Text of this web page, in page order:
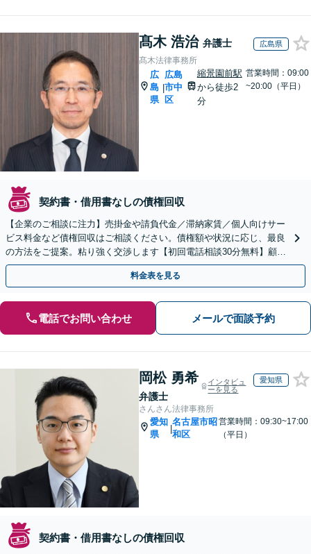
髙木 浩治 弁護士 広島県
髙木法律事務所
広
島
県
|
広島
市中
区
縮景園前駅
から徒歩2
分
営業時間：09:00
~20:00（平日）
契約書・借用書なしの債権回収
【企業のご相談に注力】売掛金や請負代金／滞納家賃／個人向けサー
ビス料金など債権回収はご相談ください。債権額や状況に応じ、最良
の方法をご提案。粘り強く交渉します【初回電話相談30分無料】顧問
契約にも注力／定期的な債権回収に対応【縮景園前3分】
料金表を見る
電話でお問い合わせ メールで面談予約
岡松 勇希
弁護士
インタビュ
ーを見る
愛知県
さんさん法律事務所
愛知
県
|
名古屋市昭
和区
営業時間：09:30~17:00
（平日）
契約書・借用書なしの債権回収